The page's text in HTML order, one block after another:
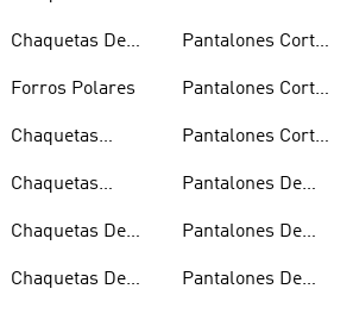
Acolchados
Chaquetas De
Forros Polares
Chaquetas
Chaquetas
Chaquetas De
Chaquetas De
Pantalones Cortos
Pantalones Cortos
Pantalones Cortos
Pantalones De
Pantalones De
Pantalones De